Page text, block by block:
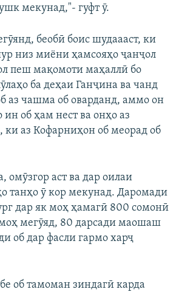
мекунад,"- гуфт ӯ.
беобӣ боис шудаааст, ки
низ миёни ҳамсояҳо ҷанҷол
пеш мақомоти маҳаллӣ бо
ба деҳаи Ганҷина ва чанд
аз чашма об оварданд, аммо он
ин об ҳам нест ва онҳо аз
аз Кофарниҳон об меорад об
омӯзгор аст ва дар оилаи
танҳо ӯ кор мекунад. Даромади
дар як моҳ ҳамагӣ 800 сомонӣ
мегӯяд, 80 дарсади маошаш
об дар фасли гармо харҷ
об тамоман зиндагӣ карда